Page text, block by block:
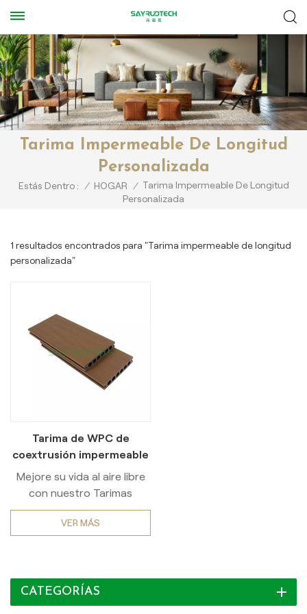
Tarima Impermeable De Longitud
Personalizada
Estás Dentro : / HOGAR / Tarima Impermeable De Longitud
Personalizada
1 resultados encontrados para "Tarima impermeable de longitud
personalizada"
Tarima de WPC de
coextrusión impermeable
de 25 mm de espesor para
espacios exteriores
Mejore su vida al aire libre
con nuestro Tarimas
modernas de compuesto
de madera y plástico
con alta humedad. Con un
avanzado... superficie
VER MÁS
CATEGORÍAS